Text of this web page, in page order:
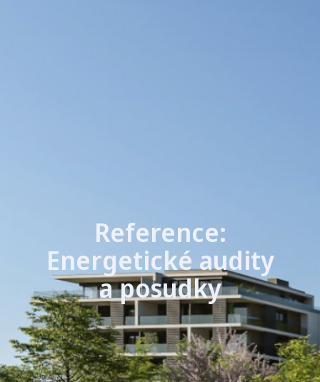
Reference:
Energetické audity
a posudky